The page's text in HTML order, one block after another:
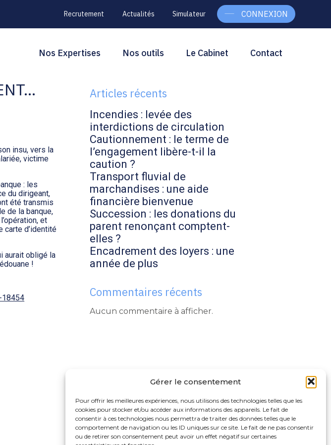
Gérer le consentement
Pour offrir les meilleures expériences, nous utilisons des technologies telles que les
cookies pour stocker et/ou accéder aux informations des appareils. Le fait de
consentir à ces technologies nous permettra de traiter des données telles que le
comportement de navigation ou les ID uniques sur ce site. Le fait de ne pas consentir
ou de retirer son consentement peut avoir un effet négatif sur certaines
Recrutement Actualités Simulateur CONNEXION
Principal
Nos Expertises Nos outils Le Cabinet Contact
insu, vers la
victime
: les
du dirigeant,
été transmis
de la banque,
et
carte d’identité
aurait obligé la
!
18454
Blog
Rechercher
Articles récents
Incendies : levée des
interdictions de circulation
Cautionnement : le terme de
l’engagement libère-t-il la
caution ?
Transport fluvial de
marchandises : une aide
financière bienvenue
Succession : les donations du
parent renonçant comptent-
elles ?
Encadrement des loyers : une
année de plus
Commentaires récents
Aucun commentaire à afficher.